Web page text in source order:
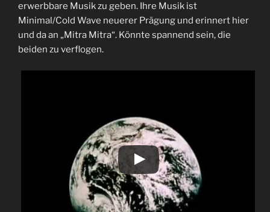
erwerbbare Musik zu geben. Ihre Musik ist
Minimal/Cold Wave neuerer Prägung und erinnert hier
und da an „Mitra Mitra“. Könnte spannend sein, die
beiden zu verflogen.